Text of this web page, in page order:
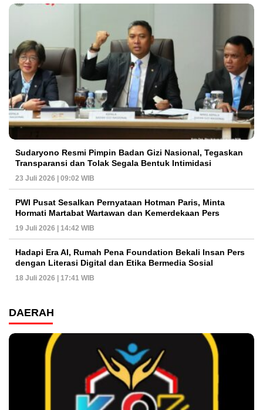
Sudaryono Resmi Pimpin Badan Gizi Nasional, Tegaskan
Transparansi dan Tolak Segala Bentuk Intimidasi
23 Juli 2026 | 09:02 WIB
PWI Pusat Sesalkan Pernyataan Hotman Paris, Minta
Hormati Martabat Wartawan dan Kemerdekaan Pers
19 Juli 2026 | 14:42 WIB
Hadapi Era AI, Rumah Pena Foundation Bekali Insan Pers
dengan Literasi Digital dan Etika Bermedia Sosial
18 Juli 2026 | 17:41 WIB
DAERAH